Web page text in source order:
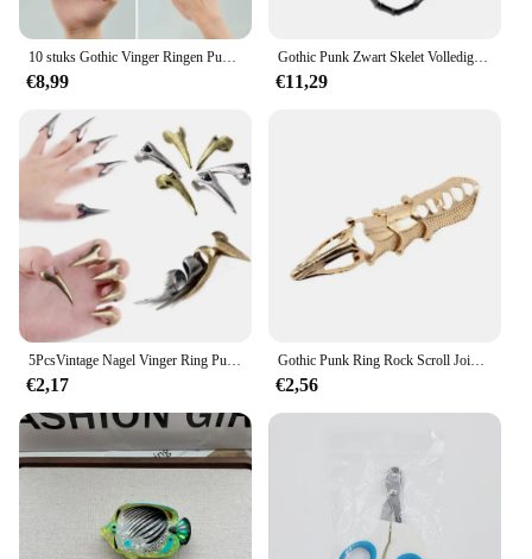
10 stuks Gothic Vinger Ringen Punk Stijl Eagle Claw Ringen Vingertop Klauw DropShip
€8,99
Gothic Punk Zwart Skelet Volledige Vinger Ringen Verstelbare Metalen Vingerklauw
€11,29
5PcsVintage Nagel Vinger Ring Punk Stijl Haar Scheiding Ring voor Haar Vlechten Curling Punk Klauw Ring Halloween Cosplay
€2,17
Gothic Punk Ring Rock Scroll Joint Armor Knuckle Metalen Volledige Vinger Klauw Ringen Halloween Unisex Verstelbare Ring Set 2023 Nieuwe
€2,56